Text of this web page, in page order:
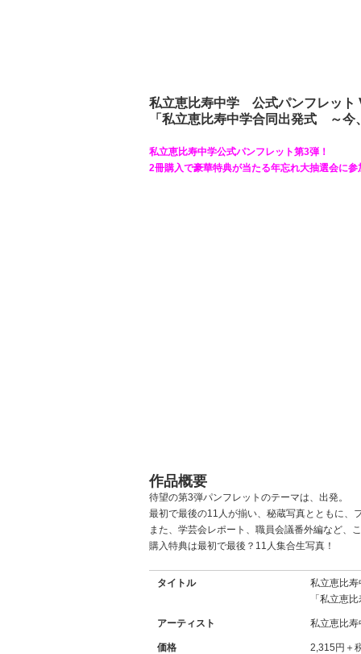
私立恵比寿中学 公式パンフレット
「私立恵比寿中学合同出発式 ～今
私立恵比寿中学公式パンフレット第3弾！
2冊購入で豪華特典が当たる年忘れ大抽選会に参
作品概要
待望の第3弾パンフレットのテーマは、出発。
最初で最後の11人が揃い、秘蔵写真とともに、
また、学芸会レポート、職員会議番外編など、
購入特典は最初で最後？11人集合生写真！
タイトル
私立恵比
「私立恵
アーティスト 私立恵比寿
価格 2,315円＋